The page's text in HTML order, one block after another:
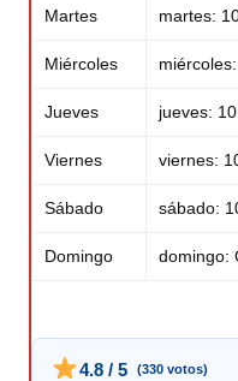
Martes martes:
Miércoles
Jueves jueves:
Viernes viernes:
Sábado sábado:
Domingo domingo:
4.8 / 5 (330 votos)